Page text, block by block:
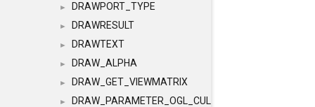
► DRAWPORT_TYPE
► DRAWRESULT
► DRAWTEXT
► DRAW_ALPHA
► DRAW_GET_VIEWMATRIX
► DRAW_PARAMETER_OGL_CULLING